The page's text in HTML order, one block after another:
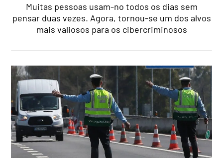
Muitas pessoas usam-no todos os dias sem
pensar duas vezes. Agora, tornou-se um dos alvos
mais valiosos para os cibercriminosos